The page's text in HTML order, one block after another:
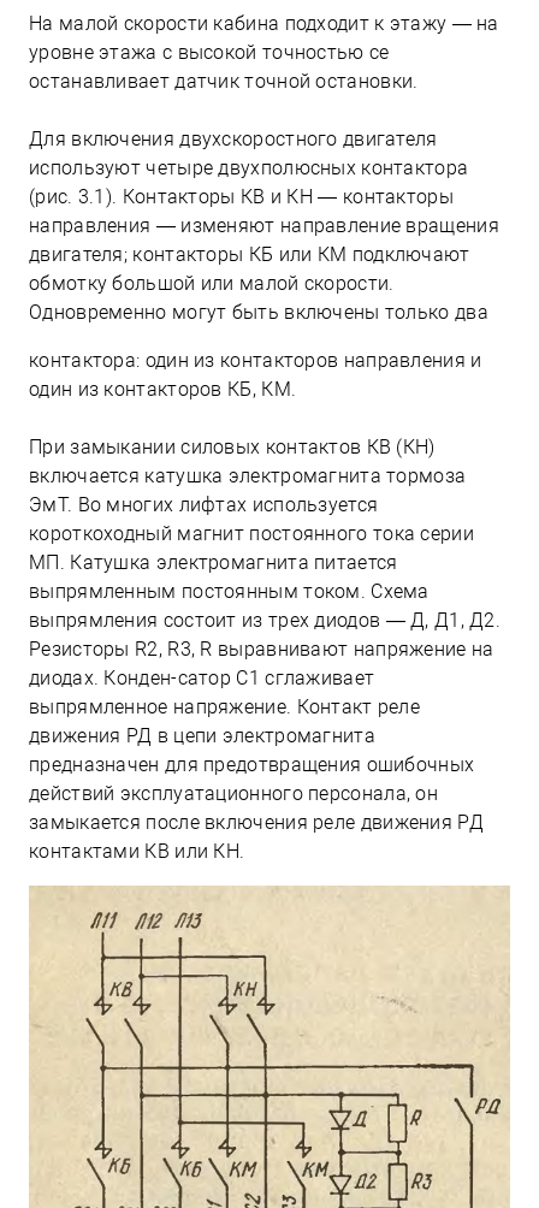
На малой скорости кабина подходит к этажу — на
уровне этажа с высокой точностью се
останавливает датчик точной остановки.
Для включения двухскоростного двигателя
используют четыре двухполюсных контактора
(рис. 3.1). Контакторы КВ и КН — контакторы
направления — изменяют направление вращения
двигателя; контакторы КБ или КМ подключают
обмотку большой или малой скорости.
Одновременно могут быть включены только два
контактора: один из контакторов направления и
один из контакторов КБ, КМ.
При замыкании силовых контактов КВ (КН)
включается катушка электромагнита тормоза
ЭмТ. Во многих лифтах используется
короткоходный магнит постоянного тока серии
МП. Катушка электромагнита питается
выпрямленным постоянным током. Схема
выпрямления состоит из трех диодов — Д, Д1, Д2.
Резисторы R2, R3, R выравнивают напряжение на
диодах. Конден-сатор С1 сглаживает
выпрямленное напряжение. Контакт реле
движения РД в цепи электромагнита
предназначен для предотвращения ошибочных
действий эксплуатационного персонала, он
замыкается после включения реле движения РД
контактами КВ или КН.